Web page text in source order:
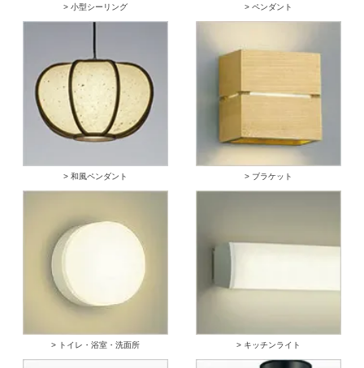
> 小型シーリング > ペンダント
> 和風ペンダント > ブラケット
> トイレ・浴室・洗面所 > キッチンライト